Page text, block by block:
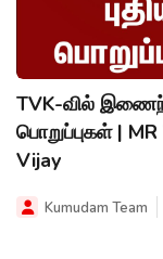
TVK-வில்
பொறுப்புகள் |
Vijay
Kumudam Team